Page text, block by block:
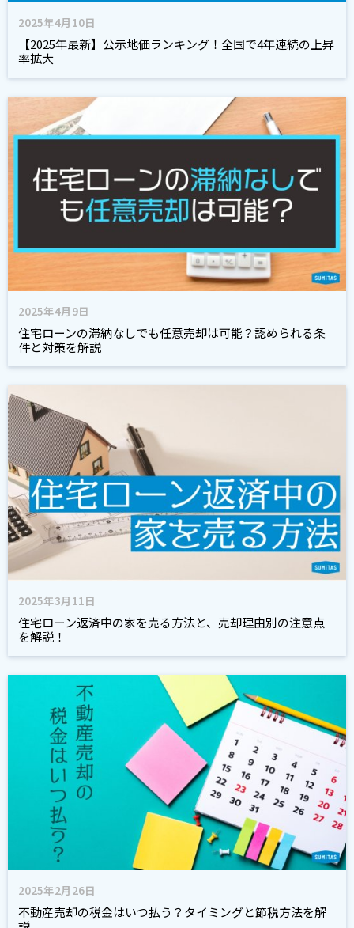
2025年4月10日
【2025年最新】公示地価ランキング！全国で4年連続の上昇
率拡大
2025年4月9日
住宅ローンの滞納なしでも任意売却は可能？認められる条
件と対策を解説
2025年3月11日
住宅ローン返済中の家を売る方法と、売却理由別の注意点
を解説！
2025年2月26日
不動産売却の税金はいつ払う？タイミングと節税方法を解